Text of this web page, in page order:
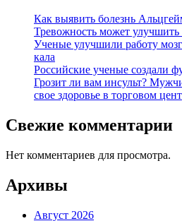
Как выявить болезнь
Тревожность может
Ученые улучшили работу
кала
Российские ученые создали
Грозит ли вам инсульт?
свое здоровье в торговом
Свежие комментарии
Нет комментариев для просмотра.
Архивы
Август 2026